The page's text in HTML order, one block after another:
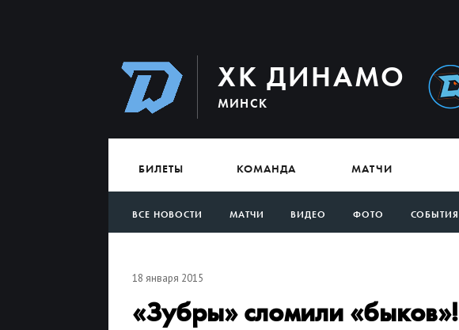
ХК ДИНАМО
МИНСК
БИЛЕТЫ КОМАНДА МАТЧИ
ВСЕ НОВОСТИ МАТЧИ ВИДЕО ФОТО СОБЫТИЯ
18 января 2015
«Зубры» сломили «быков»!